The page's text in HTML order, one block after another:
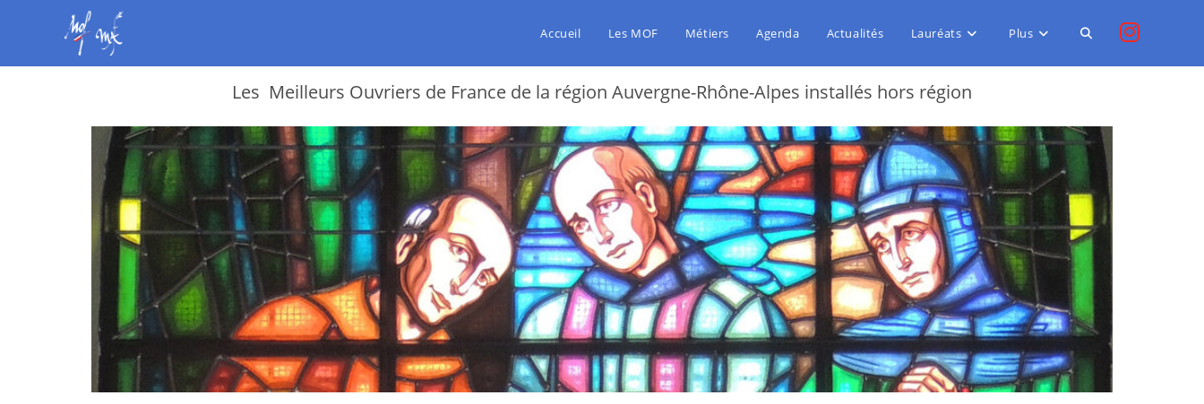
Accueil Les MOF Métiers Agenda Actualités Lauréats Plus
Les Meilleurs Ouvriers de France de la région Auvergne-Rhône-Alpes installés hors région